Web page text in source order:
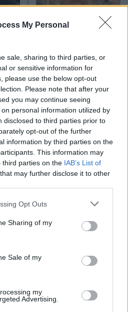
My Personal
sale, sharing to third parties, or
or sensitive information for
please use the below opt-out
Please note that after your
you may continue seeing
personal information utilized by
disclosed to third parties prior to
opt-out of the further
information by third parties on the
This information may
third parties on the IAB’s List of
that may further disclose it to other
app uses one or more Google
behaviour. You may click to
and its third-party tags to
purposes in below Google
Opt Outs
Sharing of my
Sale of my
my
Advertising.
εδώ
50 /50
από reCAPTCHA, ισχύουν
Χρήσηςτης Google.
Η Σοφία Καρβέλα
παρακολούθησε με
Αμερική: «Περήφανη
σένα μαμά»